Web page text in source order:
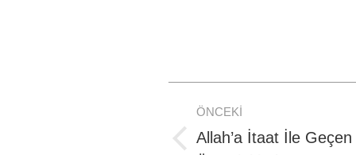
Post
navigation
ÖNCEKI
Previous
Allah’a İtaat İle